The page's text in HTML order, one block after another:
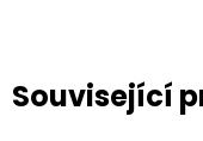
Související